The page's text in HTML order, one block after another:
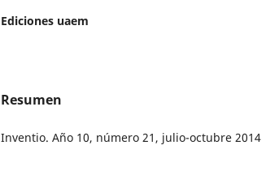
Ediciones uaem
Resumen
Inventio. Año 10, número 21, julio-octubre 2014